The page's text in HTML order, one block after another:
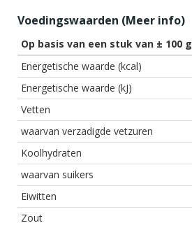
Voedingswaarden (Meer info)
Op basis van een stuk van ± 100 g
Energetische waarde (kcal)
Energetische waarde (kJ)
Vetten
waarvan verzadigde vetzuren
Koolhydraten
waarvan suikers
Eiwitten
Zout